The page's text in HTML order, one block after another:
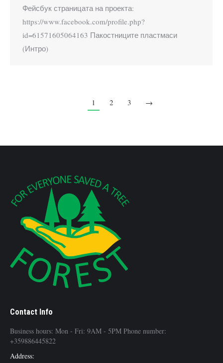
Фейсбук страницата на проекта:
https://www.facebook.com/profile.php?
id=61571605064163 Пакостниците пластмаси
(Интро)
1 2 3 →
Contact Info
Business hours: Mon - Fri: 9AM - 5PM Phone number:
+359886445822
Address: